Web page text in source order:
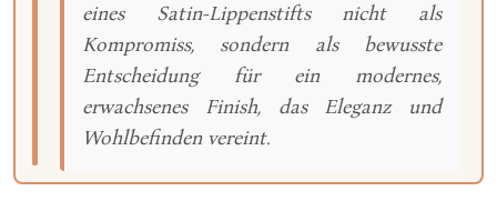
eines Satin-Lippenstifts nicht als
Kompromiss, sondern als bewusste
Entscheidung für ein modernes,
erwachsenes Finish, das Eleganz und
Wohlbefinden vereint.